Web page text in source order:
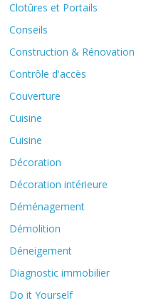
Clotûres et Portails
Conseils
Construction & Rénovation
Contrôle d'accès
Couverture
Cuisine
Cuisine
Décoration
Décoration intérieure
Déménagement
Démolition
Déneigement
Diagnostic immobilier
Do it Yourself